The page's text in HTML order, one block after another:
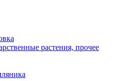
растения, прочее